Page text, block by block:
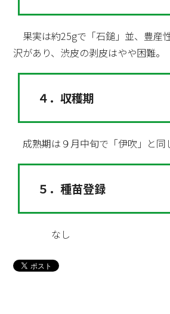
果実は約25gで「石鎚」並、豊産
沢があり、渋皮の剥皮はやや困難。
４．収穫期
成熟期は９月中旬で「伊吹」と同
５．種苗登録
なし